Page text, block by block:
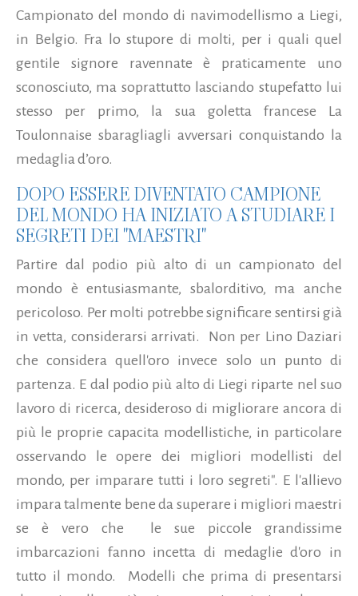
Campionato del mondo di navimodellismo a Liegi,
in Belgio. Fra lo stupore di molti, per i quali quel
gentile signore ravennate è praticamente uno
sconosciuto, ma soprattutto lasciando stupefatto lui
stesso per primo, la sua goletta francese La
Toulonnaise sbaragliagli avversari conquistando la
medaglia d’oro.
DOPO ESSERE DIVENTATO CAMPIONE
DEL MONDO HA INIZIATO A STUDIARE I
SEGRETI DEI "MAESTRI"
Partire dal podio più alto di un campionato del
mondo è entusiasmante, sbalorditivo, ma anche
pericoloso. Per molti potrebbe significare sentirsi già
in vetta, considerarsi arrivati. Non per Lino Daziari
che considera quell'oro invece solo un punto di
partenza. E dal podio più alto di Liegi riparte nel suo
lavoro di ricerca, desideroso di migliorare ancora di
più le proprie capacita modellistiche, in particolare
osservando le opere dei migliori modellisti del
mondo, per imparare tutti i loro segreti". E l'allievo
impara talmente bene da superare i migliori maestri
se è vero che le sue piccole grandissime
imbarcazioni fanno incetta di medaglie d'oro in
tutto il mondo. Modelli che prima di presentarsi